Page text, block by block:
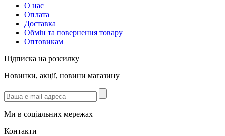
О нас
Оплата
Доставка
Обмін та повернення товару
Оптовикам
Підписка на розсилку
Новинки, акції, новини магазину
Ми в соціальних мережах
Контакти